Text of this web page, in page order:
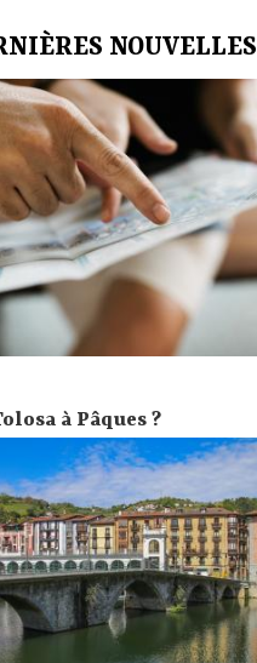
NOUVELLES
à Pâques ?